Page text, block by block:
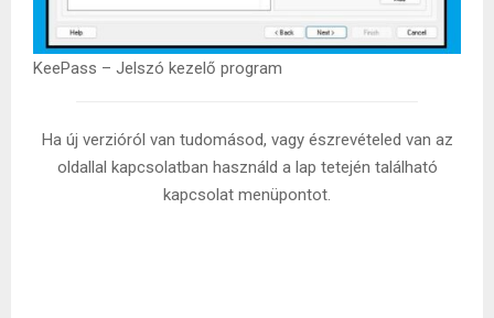
KeePass – Jelszó kezelő program
Ha új verzióról van tudomásod, vagy észrevételed van az
oldallal kapcsolatban használd a lap tetején található
kapcsolat menüpontot.